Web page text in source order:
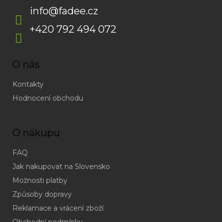
info@fadee.cz
+420 792 494 072
O nás
Kontakty
Hodnocení obchodu
O nákupu
FAQ
Jak nakupovat na Slovensko
Možnosti platby
Způsoby dopravy
Reklamace a vrácení zboží